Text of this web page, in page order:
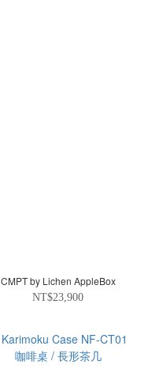
CMPT by Lichen AppleBox
NT$23,900